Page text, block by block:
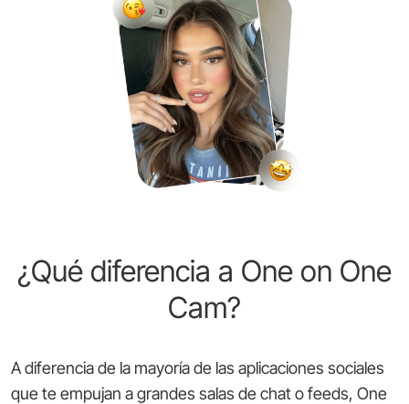
¿Qué diferencia a One on One
Cam?
A diferencia de la mayoría de las aplicaciones sociales
que te empujan a grandes salas de chat o feeds, One